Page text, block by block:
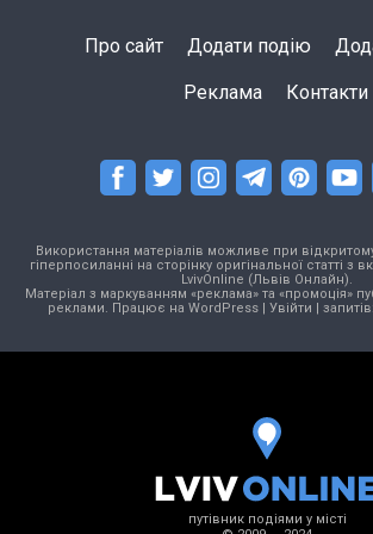
Про сайт Додати подію
Реклама Контакти
Використання матеріалів можливе при
гіперпосиланні на сторінку оригінальної статті з
LvivOnline (Львів Онлайн).
Матеріал з маркуванням «реклама» та «промоція»
реклами. Працює на WordPress| Увійти |
путівник подіями у місті